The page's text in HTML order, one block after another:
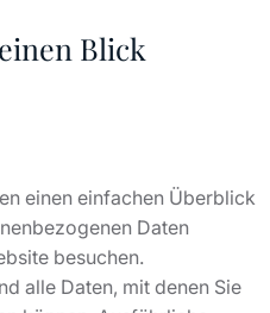
Blick
einen einfachen Überblick
Daten
besuchen.
alle Daten, mit denen Sie